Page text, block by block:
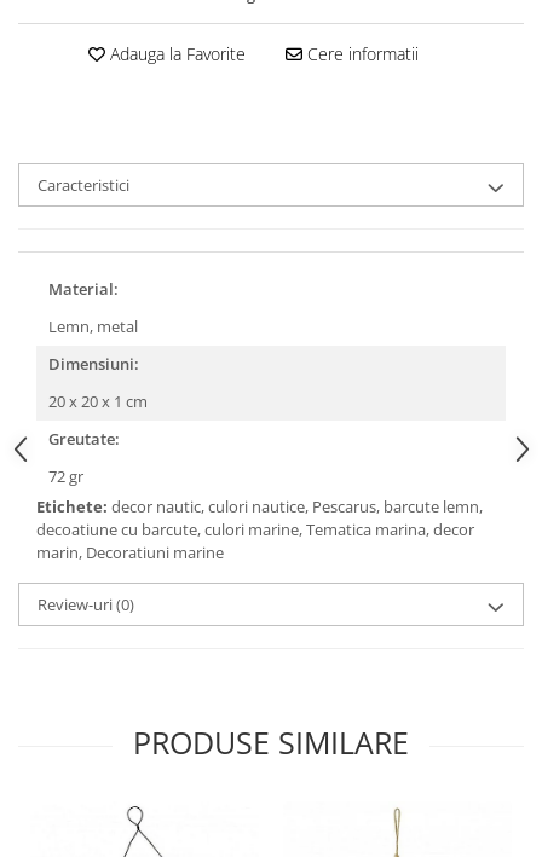
Adauga la Favorite Cere informatii
Caracteristici
Material:
Lemn, metal
Dimensiuni:
20 x 20 x 1 cm
Greutate:
72 gr
Etichete: decor nautic, culori nautice, Pescarus, barcute lemn,
decoatiune cu barcute, culori marine, Tematica marina, decor
marin, Decoratiuni marine
Review-uri(0)
PRODUSE SIMILARE